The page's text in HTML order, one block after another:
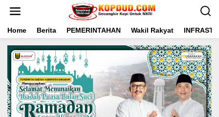
t
Home Berita PEMERINTAHAN Wakil Rakyat